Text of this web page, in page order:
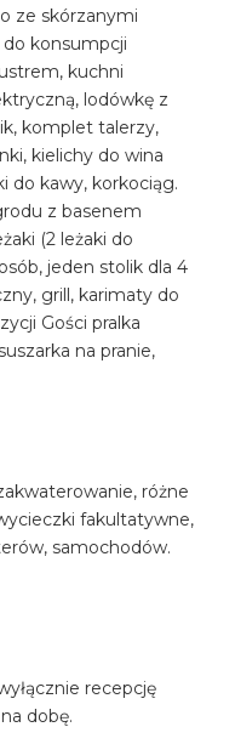
ze skórzanymi
konsumpcji
kuchni
lodówkę z
komplet talerzy,
kielichy do wina
do kawy, korkociąg.
z basenem
(2 leżaki do
jeden stolik dla 4
grill, karimaty do
Gości pralka
na pranie,
różne
fakultatywne,
samochodów.
recepcję
dobę.